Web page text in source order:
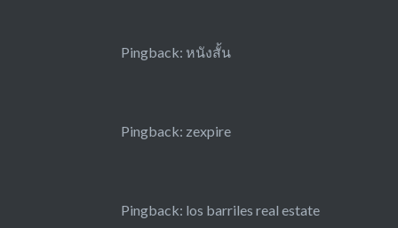
Pingback: หนังสั้น
Pingback: zexpire
Pingback: los barriles real estate